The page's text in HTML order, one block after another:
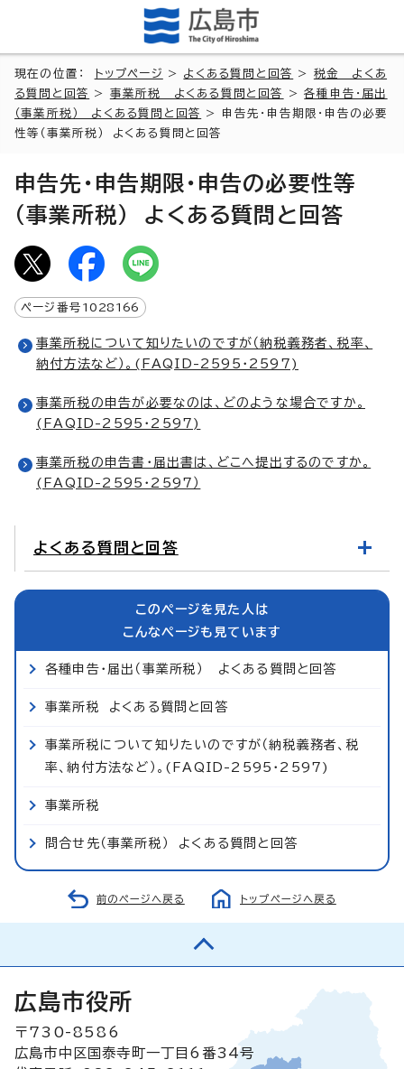
現在の位置： トップページ > よくある質問と回答 > 税金 よくあ
る質問と回答
> 事業所税 よくある質問と回答 >各種申告・届出
（事業所税） よくある質問と回答
> 申告先・申告期限・申告の必要
性等（事業所税） よくある質問と回答
申告先・申告期限・申告の必要性等
（事業所税） よくある質問と回答
ページ番号 1028166
事業所税について知りたいのですが（納税義務者、税率、
納付方法など）。(FAQID-2595・2597)
事業所税の申告が必要なのは、どのような場合ですか。
(FAQID-2595・2597)
事業所税の申告書・届出書は、どこへ提出するのですか。
(FAQID-2595・2597）
よくある質問と回答
このページを見た人は
こんなページも見ています
各種申告・届出（事業所税） よくある質問と回答
事業所税 よくある質問と回答
事業所税について知りたいのですが（納税義務者、税
率、納付方法など）。(FAQID-2595・2597)
事業所税
問合せ先（事業所税） よくある質問と回答
前のページへ戻る トップページへ戻る
広島市役所
〒730-8586
広島市中区国泰寺町一丁目6番34号